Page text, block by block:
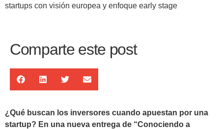
startups con visión europea y enfoque early stage
Comparte este post
¿Qué buscan los inversores cuando apuestan por una
startup? En una nueva entrega de “Conociendo a